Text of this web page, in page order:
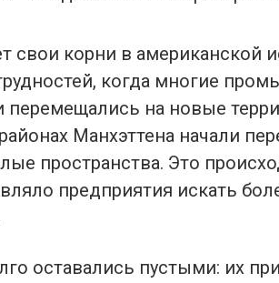
свои корни в американской
когда многие
перемещались на новые
Манхэттена начали
пространства. Это
предприятия искать
оставались пустыми: их